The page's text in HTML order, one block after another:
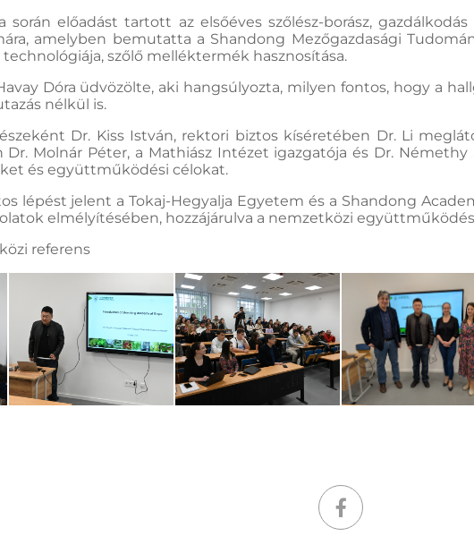
során előadást tartott az elsőéves szőlész-borász,
amelyben bemutatta a Shandong Mezőgazdasági
szőlő melléktermék hasznosítása.
Dóra üdvözölte, aki hangsúlyozta, milyen fontos, hogy a
nélkül is.
Dr. Kiss István, rektori biztos kíséretében Dr. Li
Molnár Péter, a Mathiász Intézet igazgatója és Dr.
és együttműködési célokat.
lépést jelent a Tokaj-Hegyalja Egyetem és a Shandong
elmélyítésében, hozzájárulva a nemzetközi
referens